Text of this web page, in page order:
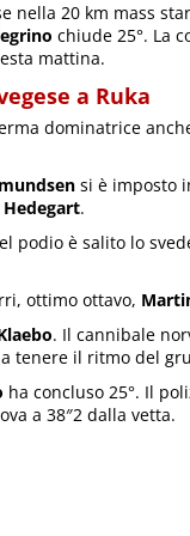
nella 20 km mass
chiude 25°. La
mattina.
a Ruka
dominatrice
si è imposto
Hedegart.
podio è salito lo
ottimo ottavo,
. Il cannibale
tenere il ritmo del
ha concluso 25°. Il
a 38″2 dalla vetta.